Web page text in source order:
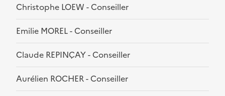
Christophe LOEW - Conseiller
Emilie MOREL - Conseiller
Claude REPINÇAY - Conseiller
Aurélien ROCHER - Conseiller